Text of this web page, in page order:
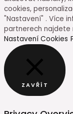
cookies,
"Nastavení" . Více
partnerech najdete
Nastavení Cookies
ZAVŘÍT